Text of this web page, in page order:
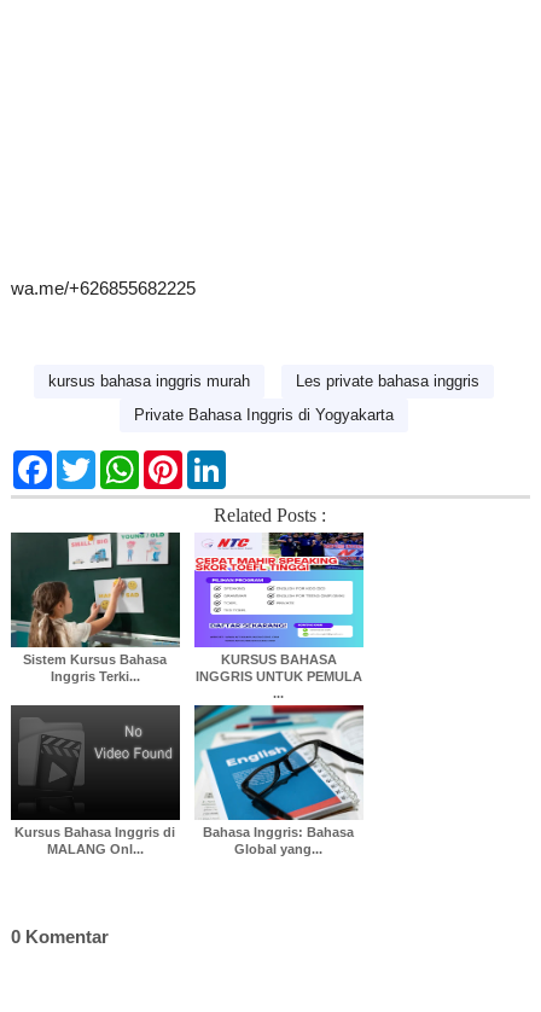
wa.me/+626855682225
kursus bahasa inggris murah
Les private bahasa inggris
Private Bahasa Inggris di Yogyakarta
F
c
b
k
T
w
i
t
e
r
W
a
s
A
p
p
P
n
L
n
k
e
d
I
n
Related Posts :
Sistem Kursus Bahasa
Inggris Terki...
KURSUS BAHASA
INGGRIS UNTUK PEMULA
...
Kursus Bahasa Inggris di
MALANG Onl...
Bahasa Inggris: Bahasa
Global yang...
0 Komentar